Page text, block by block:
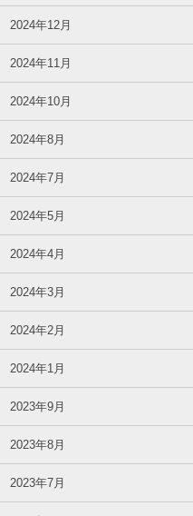
2024年12月
2024年11月
2024年10月
2024年8月
2024年7月
2024年5月
2024年4月
2024年3月
2024年2月
2024年1月
2023年9月
2023年8月
2023年7月